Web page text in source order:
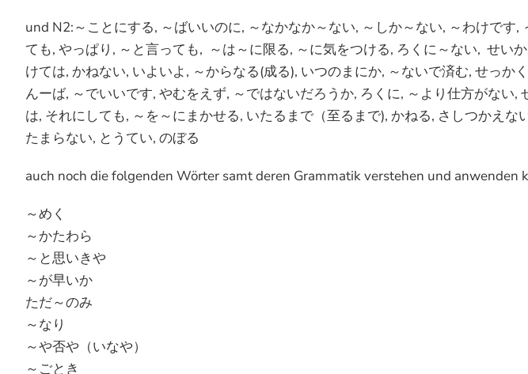
und N2:～ことにする, ～ばいいのに, ～なかなか～ない, ～しか～ない, ～わけで
ても, やっぱり, ～と言っても, ～は～に限る, ～に気をつける, ろくに～ない, せ
けては, かねない, いよいよ, ～からなる(成る), いつのまにか, ～ないで済む, せっ
んーば, ～でいいです, やむをえず, ～ではないだろうか, ろくに, ～より仕方がな
は, それにしても, ～を～にまかせる, いたるまで（至るまで), かねる, さしつかえ
たまらない, とうてい, のぼる
auch noch die folgenden Wörter samt deren Grammatik verstehen und anwenden
～めく
～かたわら
～と思いきや
～が早いか
ただ～のみ
～なり
～や否や（いなや）
～ごとき